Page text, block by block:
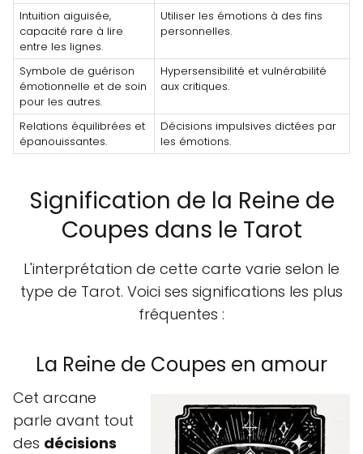
Intuition aiguisée,
capacité rare à lire
entre les lignes.
Utiliser les émotions à des fins
personnelles.
Symbole de guérison
émotionnelle et de soin
pour les autres.
Hypersensibilité et vulnérabilité
aux critiques.
Relations équilibrées et
épanouissantes.
Décisions impulsives dictées par
les émotions.
Signification de la Reine de
Coupes dans le Tarot
L'interprétation de cette carte varie selon le
type de Tarot. Voici ses significations les plus
fréquentes :
La Reine de Coupes en amour
Cet arcane
parle avant tout
des décisions